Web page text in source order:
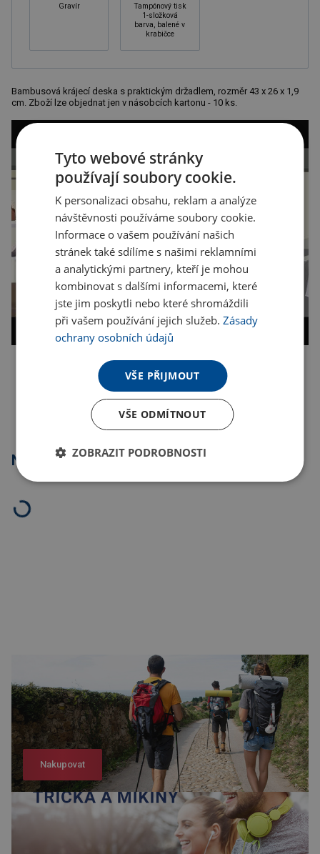
Gravír
Tampónový tisk
1-složková
barva, balené v
krabičce
Bambusová krájecí deska s praktickým držadlem, rozměr 43 x 26 x 1,9
cm. Zboží lze objednat jen v násobcích kartonu - 10 ks.
Kopírovat odkaz
Nejprodávanější
Nakupovat
Tyto webové stránky
používají soubory cookie.
K personalizaci obsahu, reklam a analýze
návštěvnosti používáme soubory cookie.
Informace o vašem používání našich
stránek také sdílíme s našimi reklamními
a analytickými partnery, kteří je mohou
kombinovat s dalšími informacemi, které
jste jim poskytli nebo které shromáždili
při vašem používání jejich služeb.Zásady
ochrany osobních údajů
VŠE PŘIJMOUT
VŠE ODMÍTNOUT
ZOBRAZIT PODROBNOSTI